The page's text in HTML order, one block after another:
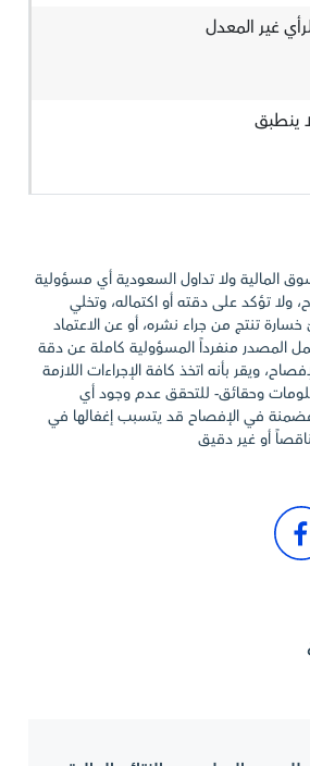
غير المعدل
ينطبق
المالية ولا تداول السعودية أي مسؤولية
ولا تؤكد على دقته أو اكتماله، وتخلي
تنتج من جراء نشره، أو عن الاعتماد
المصدر منفرداً المسؤولية كاملة عن دقة
ويقر بأنه اتخذ كافة الإجراءات اللازمة
وحقائق- للتحقق عدم وجود أي
في الإفصاح قد يتسبب إغفالها في
أو غير دقيق